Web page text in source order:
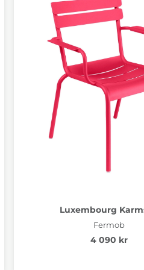
Luxembourg
Fermob
4 090 kr